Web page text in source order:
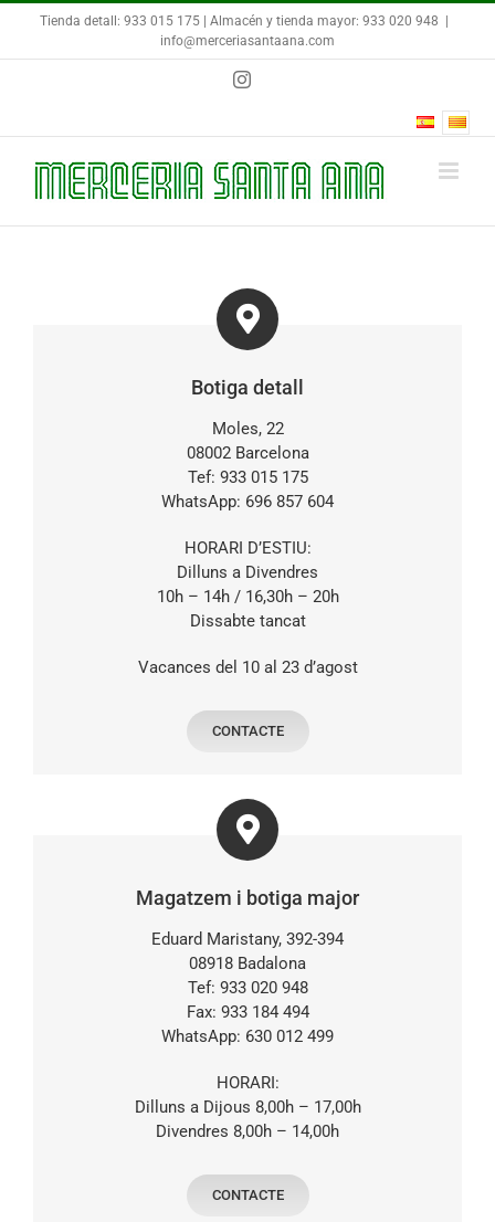
content
Tienda detall: 933 015 175 | Almacén y tienda mayor: 933 020 948
info@merceriasantaana.com
Instagram
Botiga detall
Moles, 22
08002 Barcelona
Tef: 933 015 175
WhatsApp: 696 857 604
HORARI D’ESTIU:
Dilluns a Divendres
10h – 14h / 16,30h – 20h
Dissabte tancat
Vacances del 10 al 23 d’agost
CONTACTE
Magatzem i botiga major
Eduard Maristany, 392-394
08918 Badalona
Tef: 933 020 948
Fax: 933 184 494
WhatsApp: 630 012 499
HORARI:
Dilluns a Dijous 8,00h – 17,00h
Divendres 8,00h – 14,00h
CONTACTE